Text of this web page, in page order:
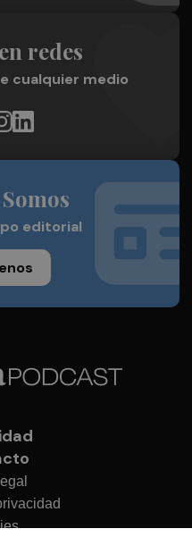
redes
cualquier medio
editorial